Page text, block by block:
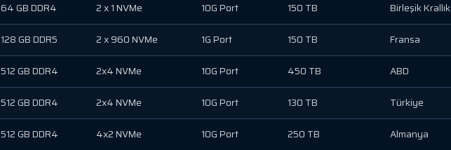
64 GB DDR4 2 x 1 NVMe 10G Port 150 TB Birleşik Krallık
128 GB DDR5 2 x 960 NVMe 1G Port 150 TB Fransa
512 GB DDR4 2x4 NVMe 10G Port 450 TB ABD
512 GB DDR4 2x4 NVMe 10G Port 130 TB Türkiye
512 GB DDR4 4x2 NVMe 10G Port 250 TB Almanya